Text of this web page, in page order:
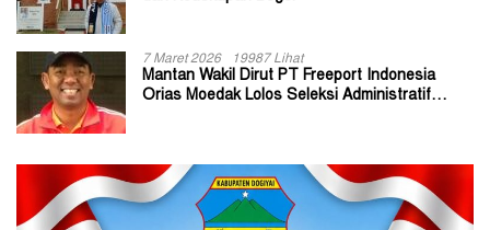
7 Maret 2026 19987 Lihat
Mantan Wakil Dirut PT Freeport Indonesia
Orias Moedak Lolos Seleksi Administratif